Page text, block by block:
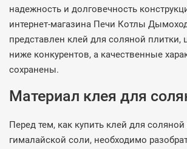
надежность и долговечность
интернет-магазина Печи Котлы
представлен клей для соляной плитки,
ниже конкурентов, а качественные
сохранены.
Материал клея для
Перед тем, как купить клей для
гималайской соли, необходимо